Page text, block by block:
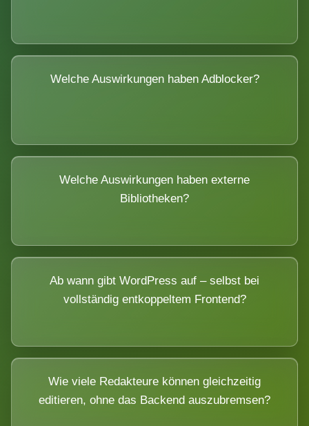
Welche Auswirkungen haben Adblocker?
Welche Auswirkungen haben externe
Bibliotheken?
Ab wann gibt WordPress auf – selbst bei
vollständig entkoppeltem Frontend?
Wie viele Redakteure können gleichzeitig
editieren, ohne das Backend auszubremsen?